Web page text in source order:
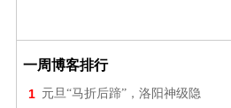
一周博客排行
1 元旦“马折后蹄”，洛阳神级隐